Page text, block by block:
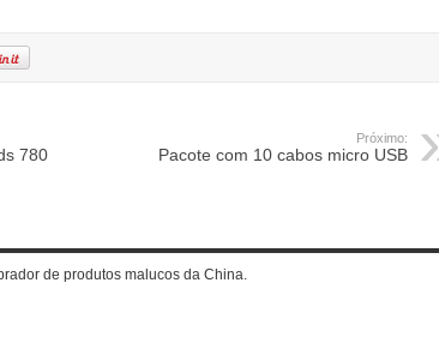
780
Próximo:
Pacote com 10 cabos micro USB
de produtos malucos da China.